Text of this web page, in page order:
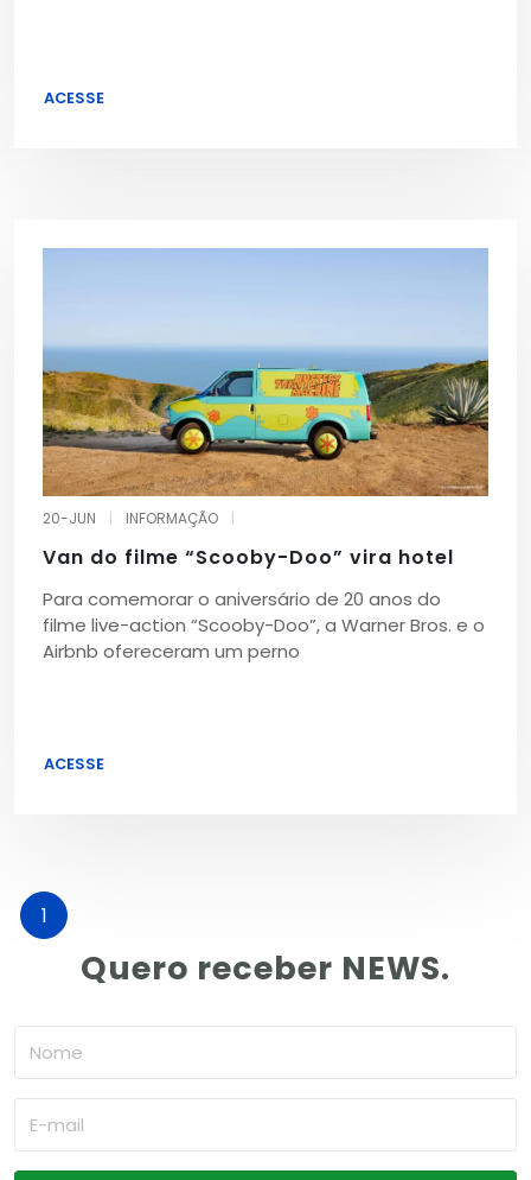
ACESSE
20-JUN INFORMAÇÃO
Van do filme “Scooby-Doo” vira hotel
Para comemorar o aniversário de 20 anos do
filme live-action “Scooby-Doo”, a Warner Bros. e o
Airbnb ofereceram um perno
ACESSE
1
Quero receber NEWS.